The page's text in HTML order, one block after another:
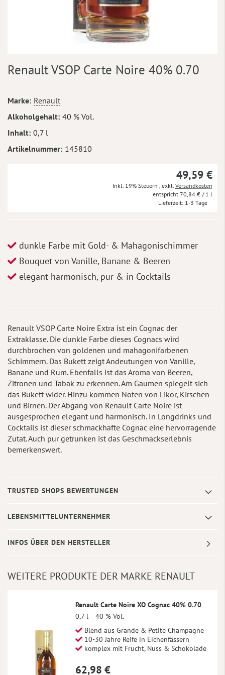
Anfang
springen
Renault VSOP Carte Noire 40% 0.70
Mehr
Informationen
Marke Renault
Alkoholgehalt 40 % Vol.
Inhalt 0,7 l
Artikelnummer 145810
49,59 €
Inkl. 19% Steuern exkl. Versandkosten
70,84 € / 1 l
Lieferzeit 1-3 Tage
dunkle Farbe mit Gold- & Mahagonischimmer
Bouquet von Vanille, Banane & Beeren
elegant-harmonisch, pur & in Cocktails
Renault VSOP Carte Noire Extra ist ein Cognac der
Extraklasse. Die dunkle Farbe dieses Cognacs wird
durchbrochen von goldenen und mahagonifarbenen
Schimmern. Das Bukett zeigt Andeutungen von Vanille,
Banane und Rum. Ebenfalls ist das Aroma von Beeren,
Zitronen und Tabak zu erkennen. Am Gaumen spiegelt sich
das Bukett wider. Hinzu kommen Noten von Likör, Kirschen
und Birnen. Der Abgang von Renault Carte Noire ist
ausgesprochen elegant und harmonisch. In Longdrinks und
Cocktails ist dieser schmackhafte Cognac eine hervorragende
Zutat. Auch pur getrunken ist das Geschmackserlebnis
bemerkenswert.
TRUSTED SHOPS BEWERTUNGEN
LEBENSMITTELUNTERNEHMER
INFOS ÜBER DEN HERSTELLER
WEITERE PRODUKTE DER MARKE RENAULT
Renault Carte Noire XO Cognac 40% 0.70
0,7 l
40 % Vol.
Blend aus Grande & Petite Champagne
10-30 Jahre Reife in Eichenfässern
komplex mit Frucht, Nuss & Schokolade
62,98 €